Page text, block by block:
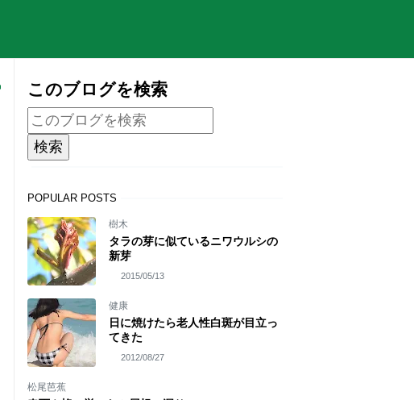
このブログを検索
POPULAR POSTS
樹木
タラの芽に似ているニワウルシの
新芽
2015/05/13
健康
日に焼けたら老人性白斑が目立っ
てきた
2012/08/27
松尾芭蕉